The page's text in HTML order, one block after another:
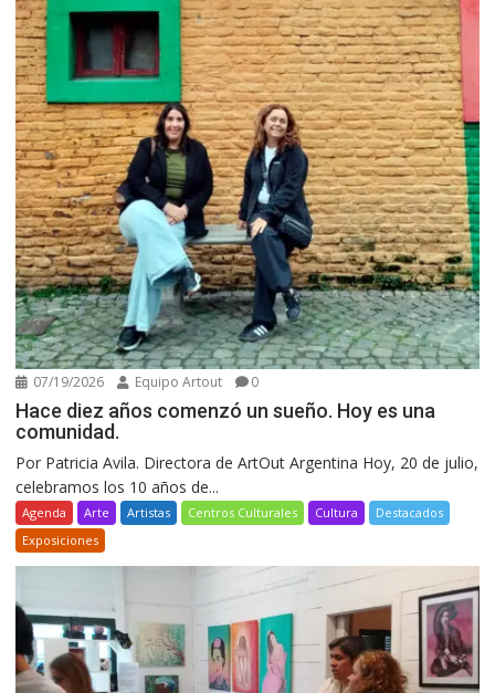
07/19/2026 Equipo Artout 0
Hace diez años comenzó un sueño. Hoy es una
comunidad.
Por Patricia Avila. Directora de ArtOut Argentina Hoy, 20 de julio,
celebramos los 10 años de...
Agenda Arte Artistas Centros Culturales Cultura
Destacados
Exposiciones